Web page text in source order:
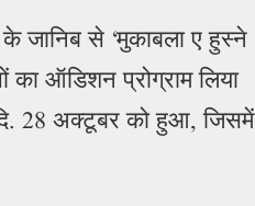
जानिब से ‘मुकाबला ए हुस्ने
का ऑडिशन प्रोग्राम लिया
28 अक्टूबर को हुआ, जिसमें